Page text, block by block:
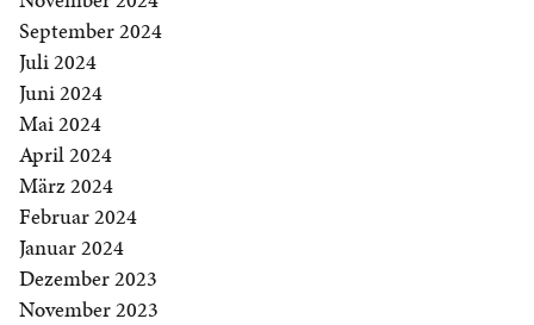
September 2024
Juli 2024
Juni 2024
Mai 2024
April 2024
März 2024
Februar 2024
Januar 2024
Dezember 2023
November 2023